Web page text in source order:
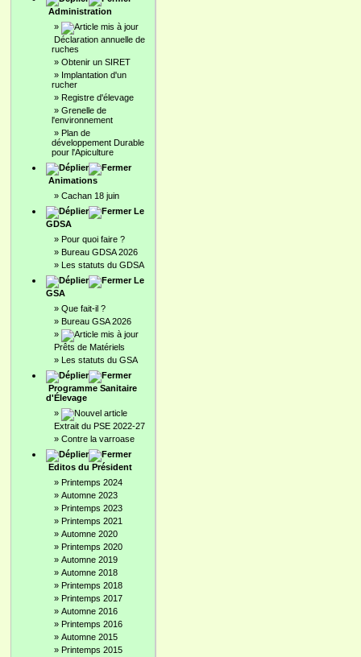
Administration
»
Déclaration annuelle de
ruches
» Obtenir un SIRET
» Implantation d'un
rucher
» Registre d'élevage
» Grenelle de
l'environnement
» Plan de
développement Durable
pour l'Apiculture
Animations
» Cachan 18 juin
Le
GDSA
» Pour quoi faire ?
» Bureau GDSA 2026
» Les statuts du GDSA
Le
GSA
» Que fait-il ?
» Bureau GSA 2026
»
Prêts de Matériels
» Les statuts du GSA
Programme Sanitaire
d'Élevage
»
Extrait du PSE 2022-27
» Contre la varroase
Editos du Président
» Printemps 2024
» Automne 2023
» Printemps 2023
» Printemps 2021
» Automne 2020
» Printemps 2020
» Automne 2019
» Automne 2018
» Printemps 2018
» Printemps 2017
» Automne 2016
» Printemps 2016
» Automne 2015
» Printemps 2015